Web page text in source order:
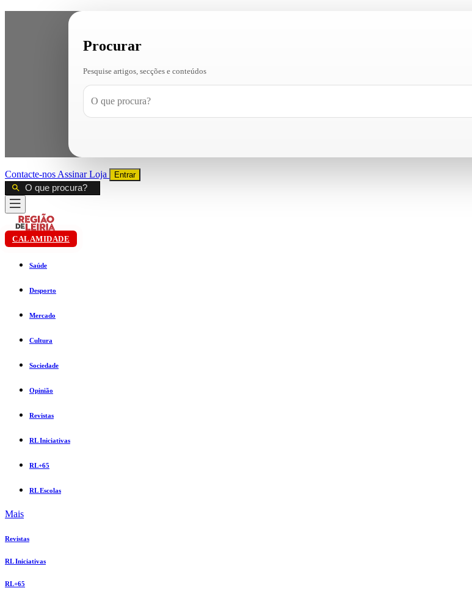
Procurar
Pesquise artigos, secções e conteúdos
Contacte-nos AssinarLoja Entrar
CALAMIDADE
Saúde
Desporto
Mercado
Cultura
Sociedade
Opinião
Revistas
RL Iniciativas
RL+65
RL Escolas
Mais
Revistas
RL Iniciativas
RL+65